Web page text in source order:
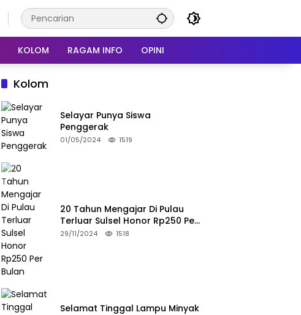
KOLOM RAGAM INFO OPINI
Kolom
Selayar Punya Siswa
Penggerak
01/05/2024 1519
20 Tahun Mengajar Di Pulau
Terluar Sulsel Honor Rp250 Per
Bulan
29/11/2024 1518
Selamat Tinggal Lampu Minyak